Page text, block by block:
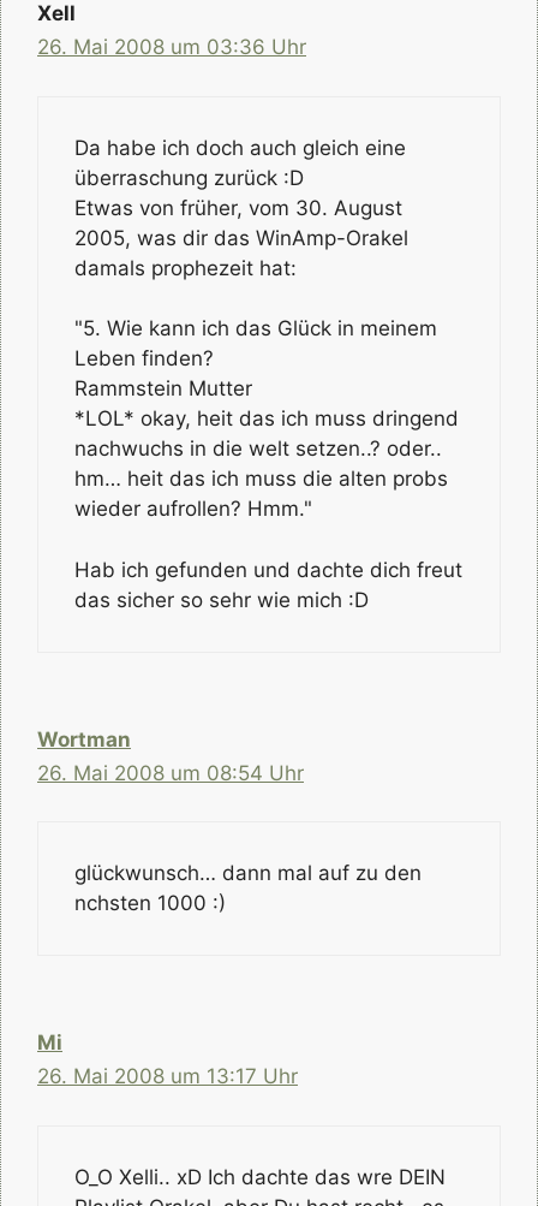
Xell
26. Mai 2008 um 03:36 Uhr
Da habe ich doch auch gleich eine
überraschung zurück :D
Etwas von früher, vom 30. August
2005, was dir das WinAmp-Orakel
damals prophezeit hat:
"5. Wie kann ich das Glück in meinem
Leben finden?
Rammstein Mutter
*LOL* okay, heit das ich muss dringend
nachwuchs in die welt setzen..? oder..
hm… heit das ich muss die alten probs
wieder aufrollen? Hmm."
Hab ich gefunden und dachte dich freut
das sicher so sehr wie mich :D
Wortman
26. Mai 2008 um 08:54 Uhr
glückwunsch… dann mal auf zu den
nchsten 1000 :)
Mi
26. Mai 2008 um 13:17 Uhr
O_O Xelli.. xD Ich dachte das wre DEIN